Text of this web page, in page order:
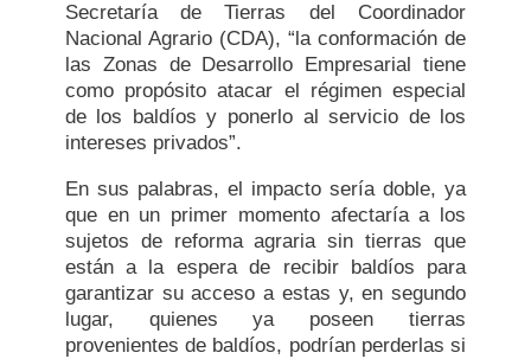
Secretaría de Tierras del Coordinador
Nacional Agrario (CDA), “la conformación de
las Zonas de Desarrollo Empresarial tiene
como propósito atacar el régimen especial
de los baldíos y ponerlo al servicio de los
intereses privados”.
En sus palabras, el impacto sería doble, ya
que en un primer momento afectaría a los
sujetos de reforma agraria sin tierras que
están a la espera de recibir baldíos para
garantizar su acceso a estas y, en segundo
lugar, quienes ya poseen tierras
provenientes de baldíos, podrían perderlas si